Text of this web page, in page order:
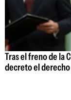
Tras el freno de la
decreto el derecho